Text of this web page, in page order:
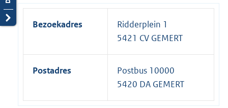
Bezoekadres
Ridderplein 1
5421 CV GEMERT
Postadres
Postbus 10000
5420 DA GEMERT